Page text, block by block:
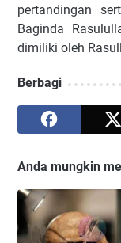
pertandingan
Baginda
dimiliki oleh
Berbagi
Anda mungkin